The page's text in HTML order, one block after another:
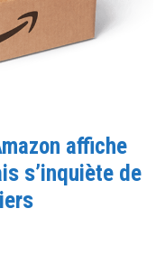
affiche
s’inquiète de